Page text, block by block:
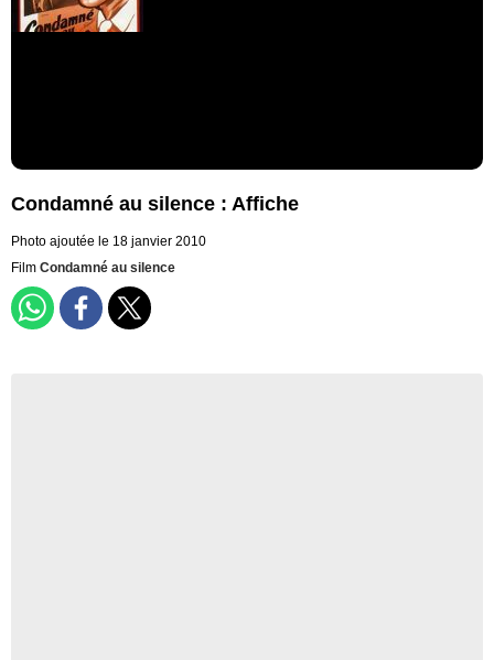
Condamné au silence : Affiche
Photo ajoutée le 18 janvier 2010
Film Condamné au silence